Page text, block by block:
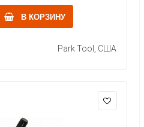
В КОРЗИНУ
Park Tool, США